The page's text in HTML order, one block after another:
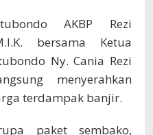
AKBP Rezi
bersama Ketua
Ny. Cania Rezi
menyerahkan
terdampak banjir.
paket sembako,